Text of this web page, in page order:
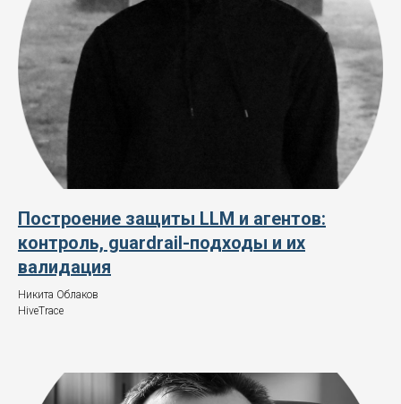
Построение защиты LLM и агентов:
контроль, guardrail-подходы и их
валидация
Никита Облаков
HiveTrace